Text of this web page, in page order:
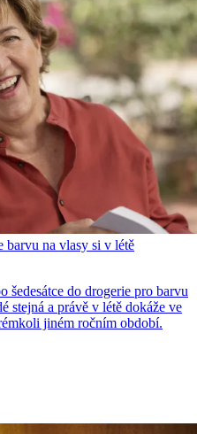
barvu na vlasy si v létě
šedesátce do drogerie pro barvu
stejná a právě v létě dokáže ve
jiném ročním období.